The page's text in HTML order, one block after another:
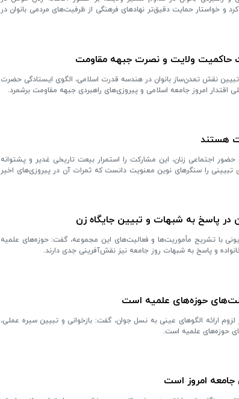
و خواستار حمایت دقیق‌تر نهادهای فرهنگی از ظرفیت‌های مردمی بانوان در
حاکمیت ولایت و نصرت جبهه مقاومت
تبیین نقش تمدن‌ساز بانوان در هندسه قدرت اسلامی، الگوی ایستادگی حضرت
اقتدار امروز جامعه اسلامی و پیروزی‌های راهبردی جبهه مقاومت برشمرد.
هستند
حضور اجتماعی زنان، این مشارکت را استمرار بیعت تاریخی غدیر و پشتوانه‌
تبیینی را سنگرهای نوین معنویت دانست که ثمرات آن در پیروزی‌های اخیر
در پاسخ به شبهات و تبیین جایگاه زن
با تشریح مأموریت‌ها و فعالیت‌های این مجموعه، گفت: حوزه‌های علمیه
و پاسخ به شبهات روز جامعه نیز نقش‌آفرینی جدی دارند.
حوزه‌های علمیه است
ارائه الگوهای عینی به نسل جوان، گفت: بازخوانی و تبیین سیره عملی،
حوزه‌های علمیه است.
جامعه امروز است